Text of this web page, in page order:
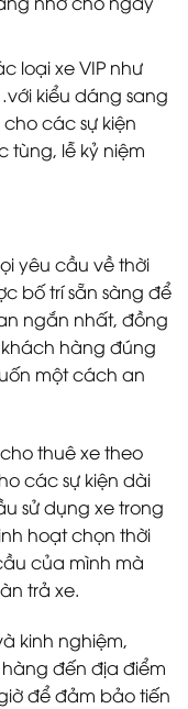
loại xe VIP như
kiểu dáng sang
các sự kiện
tùng, lễ kỷ niệm
yêu cầu về thời
bố trí sẵn sàng để
ngắn nhất, đồng
hàng đúng
một cách an
thuê xe theo
các sự kiện dài
sử dụng xe trong
hoạt chọn thời
của mình mà
trả xe.
kinh nghiệm,
đến địa điểm
để đảm bảo tiến